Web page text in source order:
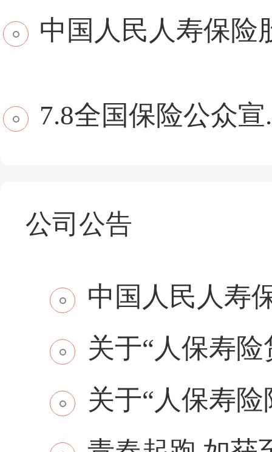
中国人民人寿保险
7.8全国保险公众宣
公司公告
中国人民人寿
关于“人保寿
关于“人保寿